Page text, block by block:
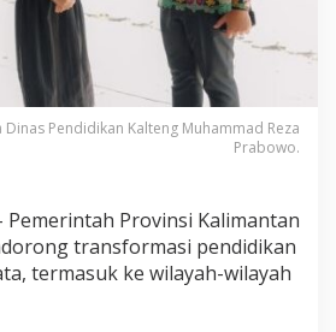
Dinas Pendidikan Kalteng Muhammad Reza
Prabowo.
Pemerintah Provinsi Kalimantan
transformasi pendidikan
termasuk ke wilayah-wilayah